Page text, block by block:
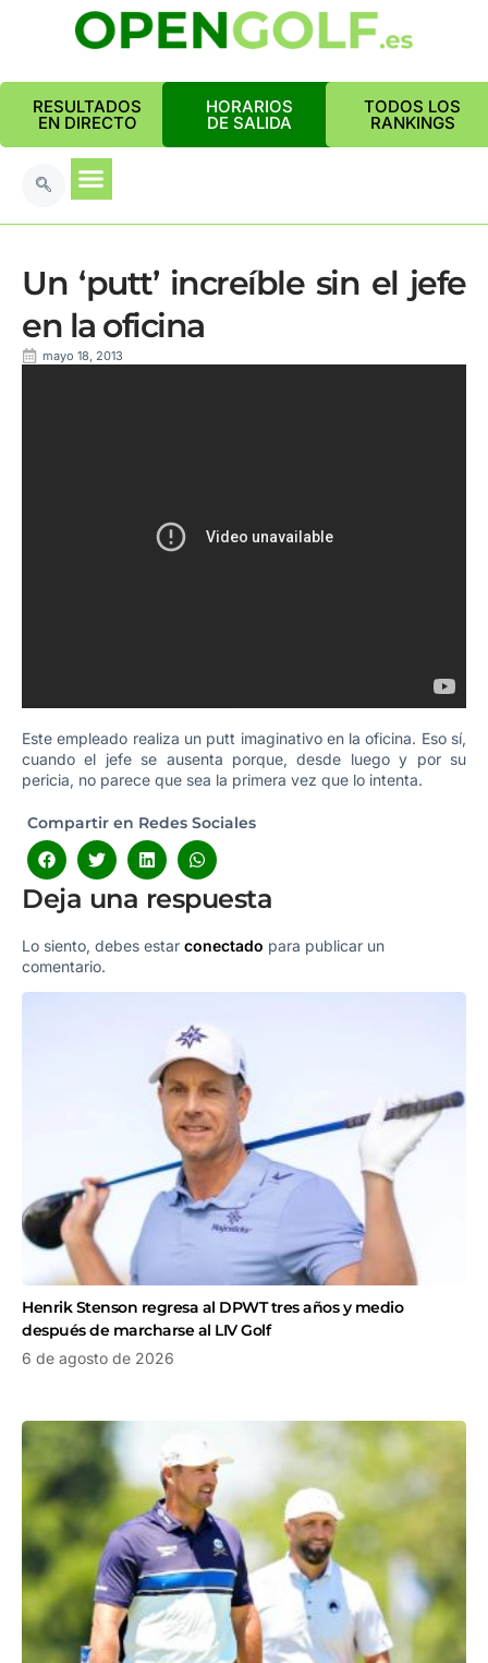
RESULTADOS
EN DIRECTO
HORARIOS
DE SALIDA
TODOS LOS
RANKINGS
Un ‘putt’ increíble sin el jefe
en la oficina
mayo 18, 2013
Este empleado realiza un putt imaginativo en la oficina. Eso sí,
cuando el jefe se ausenta porque, desde luego y por su
pericia, no parece que sea la primera vez que lo intenta.
Compartir en Redes Sociales
Deja una respuesta
Lo siento, debes estar conectado para publicar un
comentario.
Henrik Stenson regresa al DPWT tres años y medio
después de marcharse al LIV Golf
6 de agosto de 2026